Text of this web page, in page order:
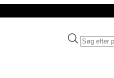
Products
search